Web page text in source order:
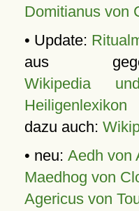
Domitianus von
• Update:
aus
Wikipedia
Heiligenlexikon
dazu auch:
• neu: Aedh von
Maedhog von
Agericus von